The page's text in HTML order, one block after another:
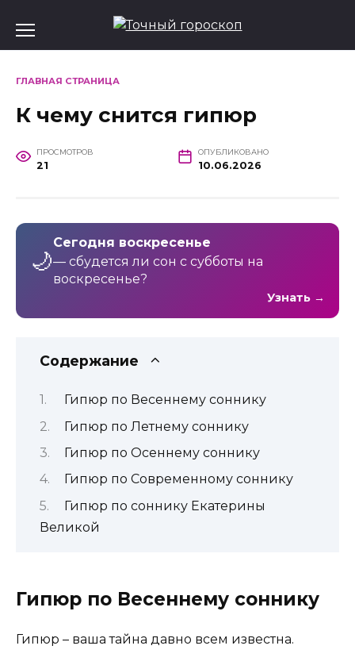
содержанию
ГЛАВНАЯ СТРАНИЦА
К чему снится гипюр
ПРОСМОТРОВ
21
ОПУБЛИКОВАНО
10.06.2026
🌙
Сегодня воскресенье
— сбудется ли сон с субботы на
воскресенье?
Узнать →
Содержание
Гипюр по Весеннему соннику
Гипюр по Летнему соннику
Гипюр по Осеннему соннику
Гипюр по Современному соннику
Гипюр по соннику Екатерины
Великой
Гипюр по Весеннему соннику
Гипюр – ваша тайна давно всем известна.